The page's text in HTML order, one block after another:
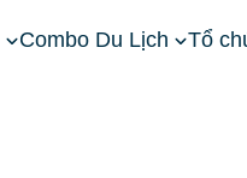
Combo Du Lịch Tổ